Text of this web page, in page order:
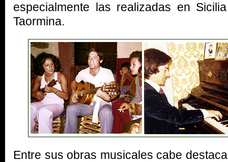
especialmente las realizadas en
Taormina.
Entre sus obras musicales cabe